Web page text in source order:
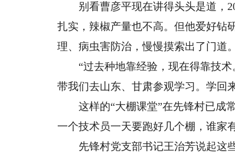
别看曹彦平现在讲得头头是道，
扎实，辣椒产量也不高。但他爱好钻
理、病虫害防治，慢慢摸索出了门道
“过去种地靠经验，现在得靠技术
带我们去山东、甘肃参观学习。学回
这样的“大棚课堂”在先锋村已成常
一个技术员一天要跑好几个棚，谁家
先锋村党支部书记王治芳说起这些